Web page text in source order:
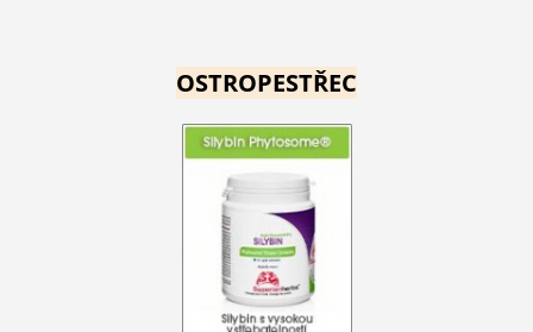
OSTROPESTŘEC